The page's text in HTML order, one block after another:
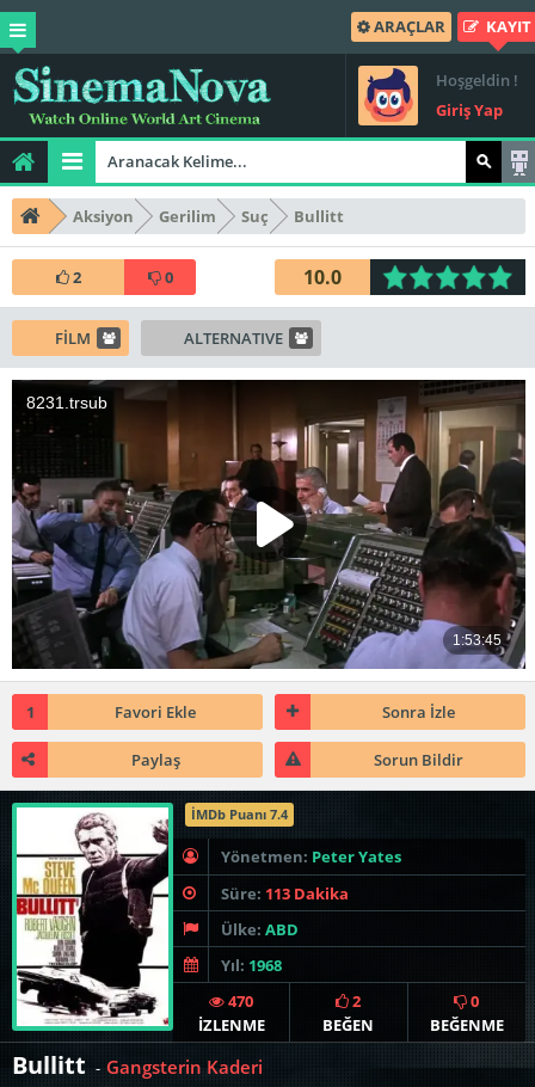
ARAÇLAR KAYIT
Hoşgeldin !
Giriş Yap
Aksiyon Gerilim Suç Bullitt
2 0 10.0
FİLM ALTERNATIVE
1 Favori Ekle Sonra İzle
Paylaş Sorun Bildir
İMDb Puanı 7.4
Yönetmen: Peter Yates
Süre: 113 Dakika
Ülke: ABD
Yıl: 1968
470
İZLENME
2
BEĞEN
0
BEĞENME
Bullitt - Gangsterin Kaderi